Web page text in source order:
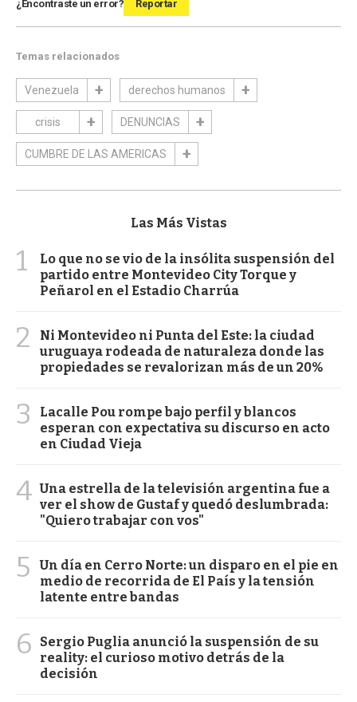
¿Encontraste un error? Reportar
Temas relacionados
Venezuela derechos humanos
crisis DENUNCIAS
CUMBRE DE LAS AMERICAS
Las Más Vistas
1
Lo que no se vio de la insólita suspensión del
partido entre Montevideo City Torque y
Peñarol en el Estadio Charrúa
2
Ni Montevideo ni Punta del Este: la ciudad
uruguaya rodeada de naturaleza donde las
propiedades se revalorizan más de un 20%
3
Lacalle Pou rompe bajo perfil y blancos
esperan con expectativa su discurso en acto
en Ciudad Vieja
4 Una estrella de la televisión argentina fue a
ver el show de Gustaf y quedó deslumbrada:
"Quiero trabajar con vos"
5
Un día en Cerro Norte: un disparo en el pie en
medio de recorrida de El País y la tensión
latente entre bandas
6
Sergio Puglia anunció la suspensión de su
reality: el curioso motivo detrás de la
decisión